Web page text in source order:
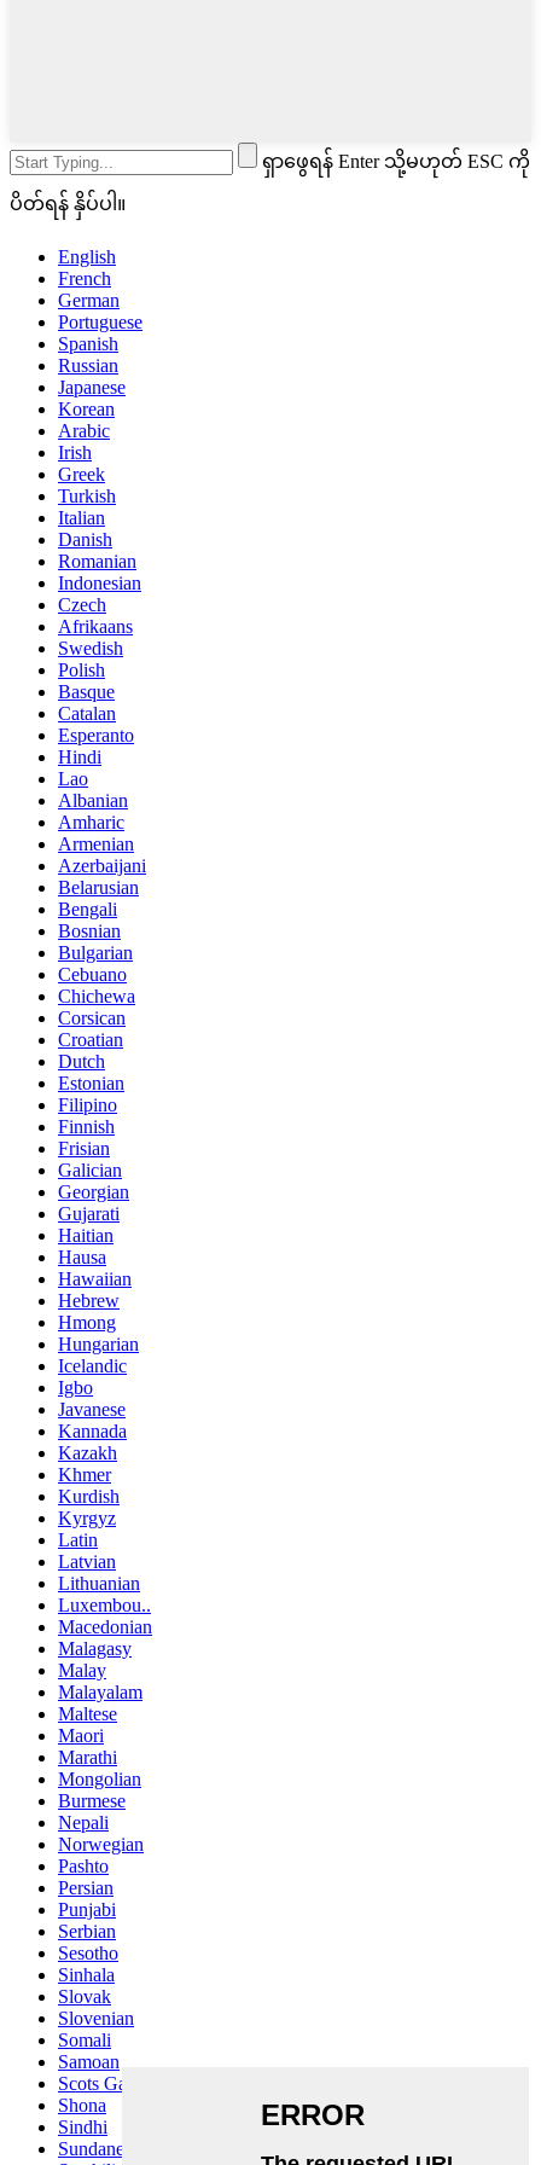
ရှာဖွေရန် Enter သို့မဟုတ် ESC ကို
ပိတ်ရန် နှိပ်ပါ။
English
French
German
Portuguese
Spanish
Russian
Japanese
Korean
Arabic
Irish
Greek
Turkish
Italian
Danish
Romanian
Indonesian
Czech
Afrikaans
Swedish
Polish
Basque
Catalan
Esperanto
Hindi
Lao
Albanian
Amharic
Armenian
Azerbaijani
Belarusian
Bengali
Bosnian
Bulgarian
Cebuano
Chichewa
Corsican
Croatian
Dutch
Estonian
Filipino
Finnish
Frisian
Galician
Georgian
Gujarati
Haitian
Hausa
Hawaiian
Hebrew
Hmong
Hungarian
Icelandic
Igbo
Javanese
Kannada
Kazakh
Khmer
Kurdish
Kyrgyz
Latin
Latvian
Lithuanian
Luxembou..
Macedonian
Malagasy
Malay
Malayalam
Maltese
Maori
Marathi
Mongolian
Burmese
Nepali
Norwegian
Pashto
Persian
Punjabi
Serbian
Sesotho
Sinhala
Slovak
Slovenian
Somali
Samoan
Scots Gaelic
Shona
Sindhi
Sundanese